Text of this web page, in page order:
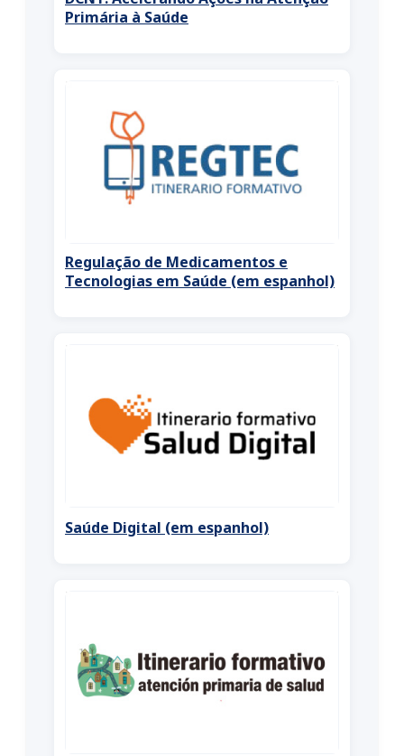
Primária à Saúde
Regulação de Medicamentos e
Tecnologias em Saúde (em espanhol)
Saúde Digital (em espanhol)